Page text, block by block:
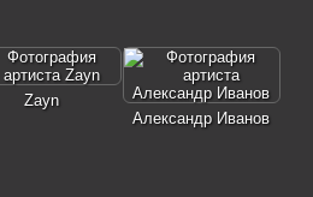
Zayn
Александр Иванов